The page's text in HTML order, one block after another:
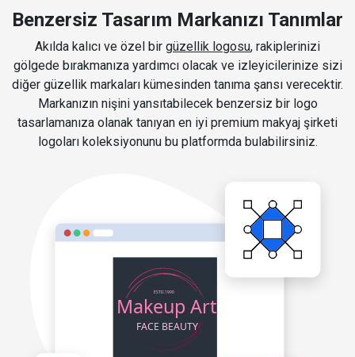
Benzersiz Tasarım Markanızı Tanımlar
Akılda kalıcı ve özel bir güzellik logosu, rakiplerinizi
gölgede bırakmanıza yardımcı olacak ve izleyicilerinize sizi
diğer güzellik markaları kümesinden tanıma şansı verecektir.
Markanızın nişini yansıtabilecek benzersiz bir logo
tasarlamanıza olanak tanıyan en iyi premium makyaj şirketi
logoları koleksiyonunu bu platformda bulabilirsiniz.